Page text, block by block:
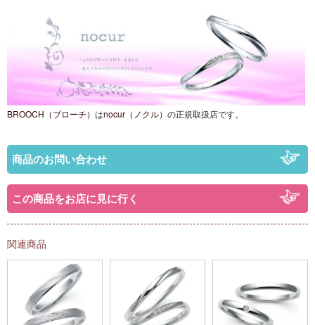
BROOCH（ブローチ） はnocur（ノクル） の正規取扱店です。
商品のお問い合わせ
この商品をお店に見に行く
関連商品